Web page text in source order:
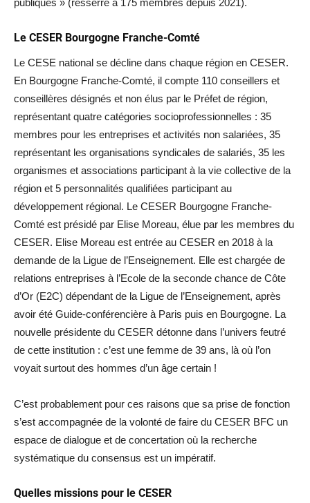
publiques » (resserré à 175 membres depuis 2021).
Le CESER Bourgogne Franche-Comté
Le CESE national se décline dans chaque région en CESER.
En Bourgogne Franche-Comté, il compte 110 conseillers et
conseillères désignés et non élus par le Préfet de région,
représentant quatre catégories socioprofessionnelles : 35
membres pour les entreprises et activités non salariées, 35
représentant les organisations syndicales de salariés, 35 les
organismes et associations participant à la vie collective de la
région et 5 personnalités qualifiées participant au
développement régional. Le CESER Bourgogne Franche-
Comté est présidé par Elise Moreau, élue par les membres du
CESER. Elise Moreau est entrée au CESER en 2018 à la
demande de la Ligue de l’Enseignement. Elle est chargée de
relations entreprises à l’Ecole de la seconde chance de Côte
d’Or (E2C) dépendant de la Ligue de l’Enseignement, après
avoir été Guide-conférencière à Paris puis en Bourgogne. La
nouvelle présidente du CESER détonne dans l’univers feutré
de cette institution : c’est une femme de 39 ans, là où l’on
voyait surtout des hommes d’un âge certain !
C’est probablement pour ces raisons que sa prise de fonction
s’est accompagnée de la volonté de faire du CESER BFC un
espace de dialogue et de concertation où la recherche
systématique du consensus est un impératif.
Quelles missions pour le CESER